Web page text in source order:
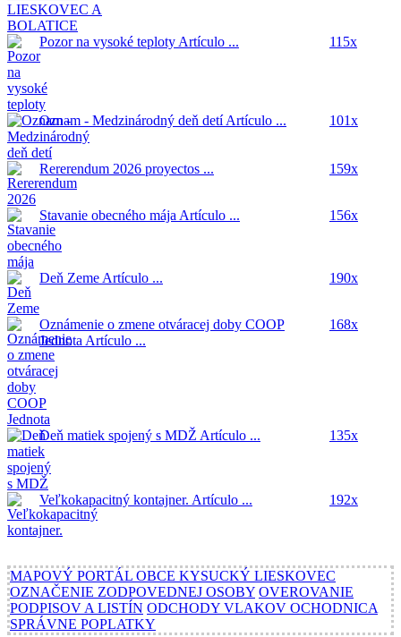
Pozor na vysoké teploty Artículo ... 115x
Oznam - Medzinárodný deň detíArtículo ... 101x
Rererendum 2026 proyectos ... 159x
Stavanie obecného mája Artículo ... 156x
Deň Zeme Artículo ... 190x
Oznámenie o zmene otváracej doby COOP
Jednota Artículo ...
168x
Deň matiek spojený s MDŽ Artículo ... 135x
Veľkokapacitný kontajner. Artículo ... 192x
MAPOVÝ PORTÁL OBCE KYSUCKÝ LIESKOVEC
OZNAČENIE ZODPOVEDNEJ OSOBY OVEROVANIE
PODPISOV A LISTÍN ODCHODY VLAKOV OCHODNICA
SPRÁVNE POPLATKY